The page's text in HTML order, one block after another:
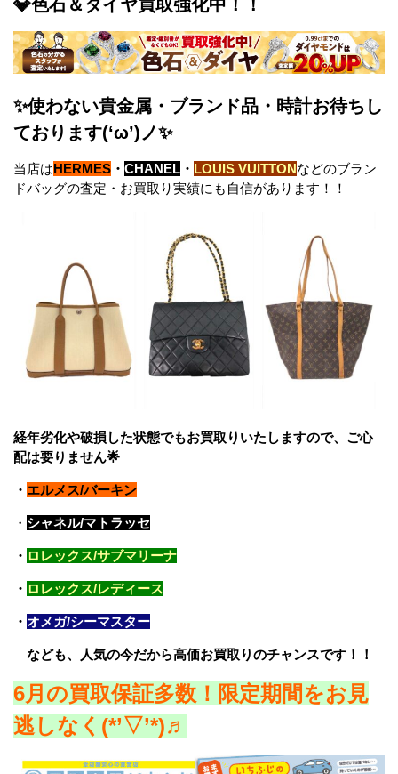
💎色石＆ダイヤ買取強化中！！
✨使わない貴金属・ブランド品・時計お待ちし
ております(‘ω’)ノ✨
当店はHERMES ・ CHANEL ・ LOUIS VUITTONなどのブラン
ドバッグの査定・お買取り実績にも自信があります！！
経年劣化や破損した状態でもお買取りいたしますので、ご心
配は要りません🌟
・ エルメス/バーキン
・ シャネル/マトラッセ
・ ロレックス/サブマリーナ
・ ロレックス/レディース
・ オメガ/シーマスター
なども、人気の今だから高価お買取りのチャンスです！！
6月の買取保証多数！限定期間をお見
逃しなく(*’▽’*)♬